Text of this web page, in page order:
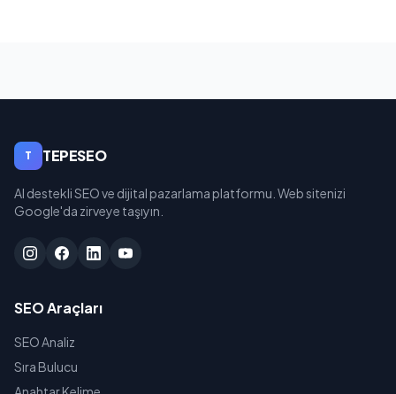
T TEPESEO
AI destekli SEO ve dijital pazarlama platformu. Web sitenizi
Google'da zirveye taşıyın.
SEO Araçları
SEO Analiz
Sıra Bulucu